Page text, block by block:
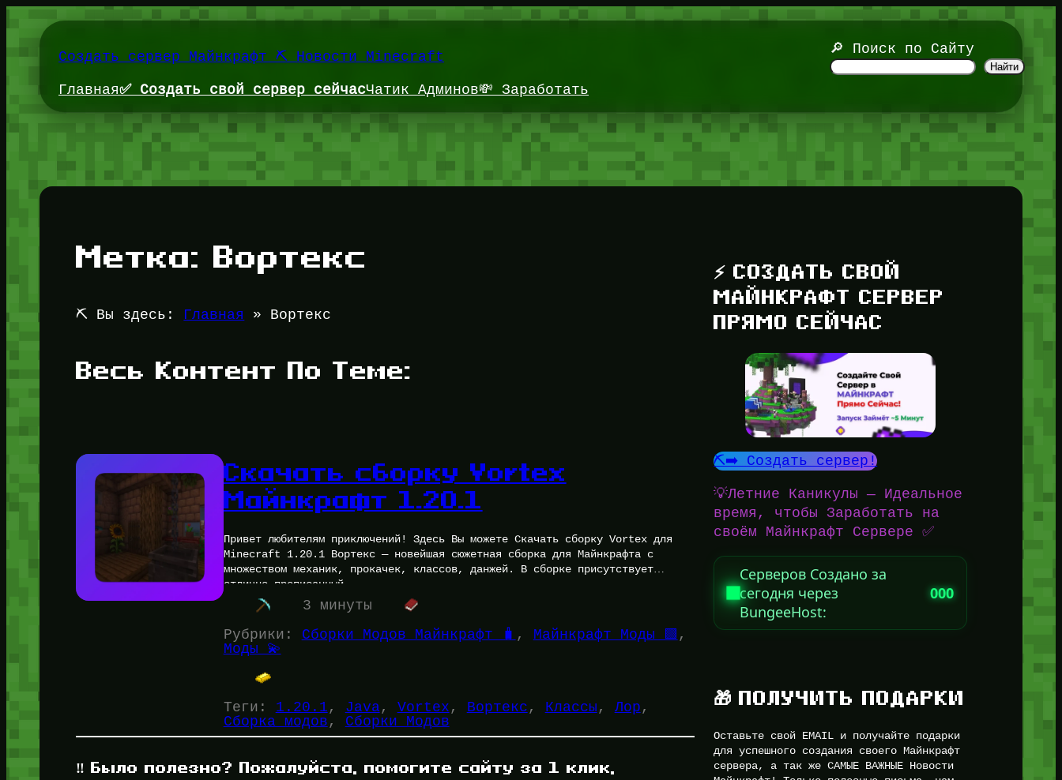
содержимомуСоздать сервер Майнкрафт ⛏️ Новости Minecraft
🔎 Поиск по Сайту
Найти
Главная✅ Создать свой сервер сейчасЧатик Админов💸 Заработать
Метка:Вортекс
⛏️ Вы здесь: Главная » Вортекс
Весь Контент По Теме:
Скачать сборку Vortex
Майнкрафт 1.20.1
Привет любителям приключений! Здесь Вы можете Скачать сборку Vortex для
Minecraft 1.20.1 Вортекс — новейшая сюжетная сборка для Майнкрафта с
множеством механик, прокачек, классов, данжей. В сборке присутствует
отлично прописанный…
3 минуты
Рубрики: Сборки Модов Майнкрафт 🧳 , Майнкрафт Моды 🟩
Моды 💫
Теги: 1.20.1 , Java, Vortex , Вортекс , Классы , Лор
Сборка модов , Сборки Модов
‼️ Было полезно? Пожалуйста, помогите сайту за 1 клик,
⚡ СОЗДАТЬ СВОЙ
МАЙНКРАФТ СЕРВЕР
ПРЯМО СЕЙЧАС
⛏️➡️ Создать сервер!
💡Летние Каникулы — Идеальное
время, чтобы Заработать на
своём Майнкрафт Сервере ✅
Серверов Создано за
сегодня через
BungeeHost:
000
🎁 ПОЛУЧИТЬ ПОДАРКИ
Оставьте свой EMAIL и получайте подарки
для успешного создания своего Майнкрафт
сервера, а так же САМЫЕ ВАЖНЫЕ Новости